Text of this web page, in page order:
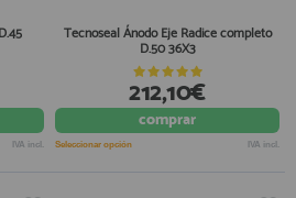
IVA incl.
Tecnoseal Ánodo Eje Radice completo
D.50 36X3
212,10€
comprar
Seleccionar opción IVA incl.